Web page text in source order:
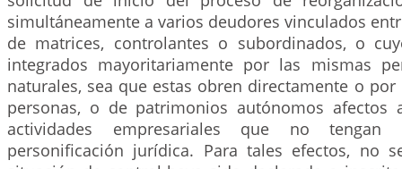
simultáneamente a varios deudores vinculados
de matrices, controlantes o subordinados, o
integrados mayoritariamente por las mismas
naturales, sea que estas obren directamente o
personas, o de patrimonios autónomos afectos
actividades empresariales que no
personificación jurídica. Para tales efectos, no